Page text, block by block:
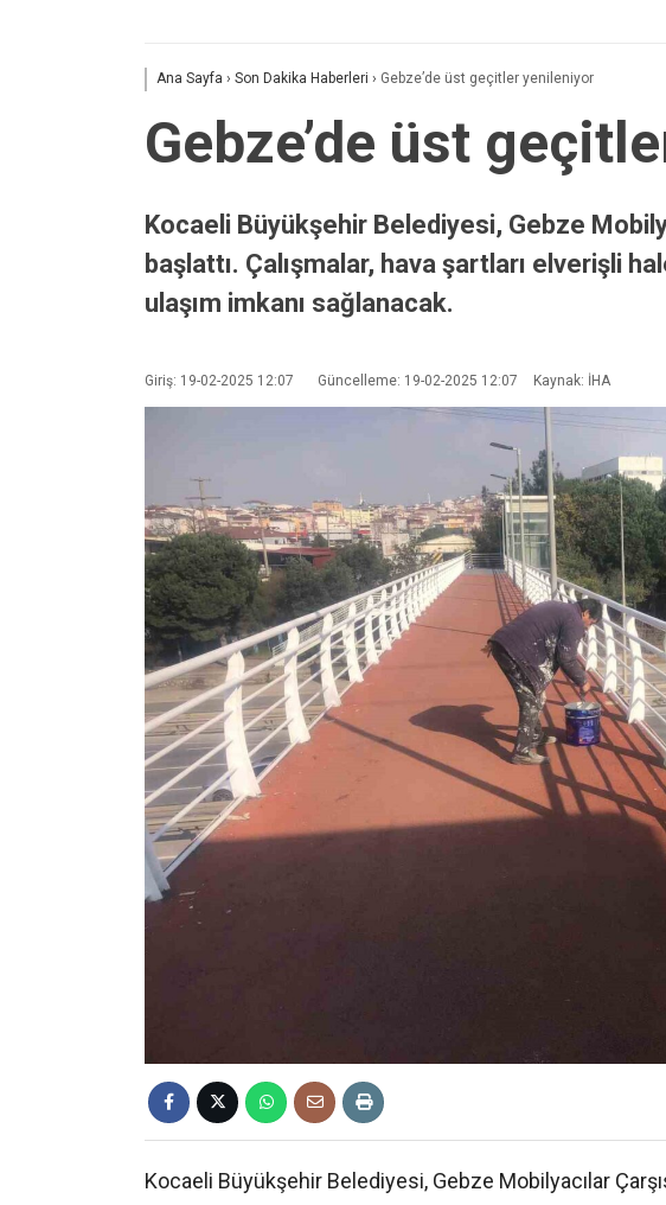
Ana Sayfa › Son Dakika Haberleri › Gebze’de üst geçitler yenileniyor
Gebze’de üst
Kocaeli Büyükşehir Belediyesi, Gebze
başlattı. Çalışmalar, hava şartları elverişli
ulaşım imkanı sağlanacak.
Giriş: 19-02-2025 12:07 Güncelleme: 19-02-2025 12:07 Kaynak: İHA
Kocaeli Büyükşehir Belediyesi, Gebze Mobilyacılar